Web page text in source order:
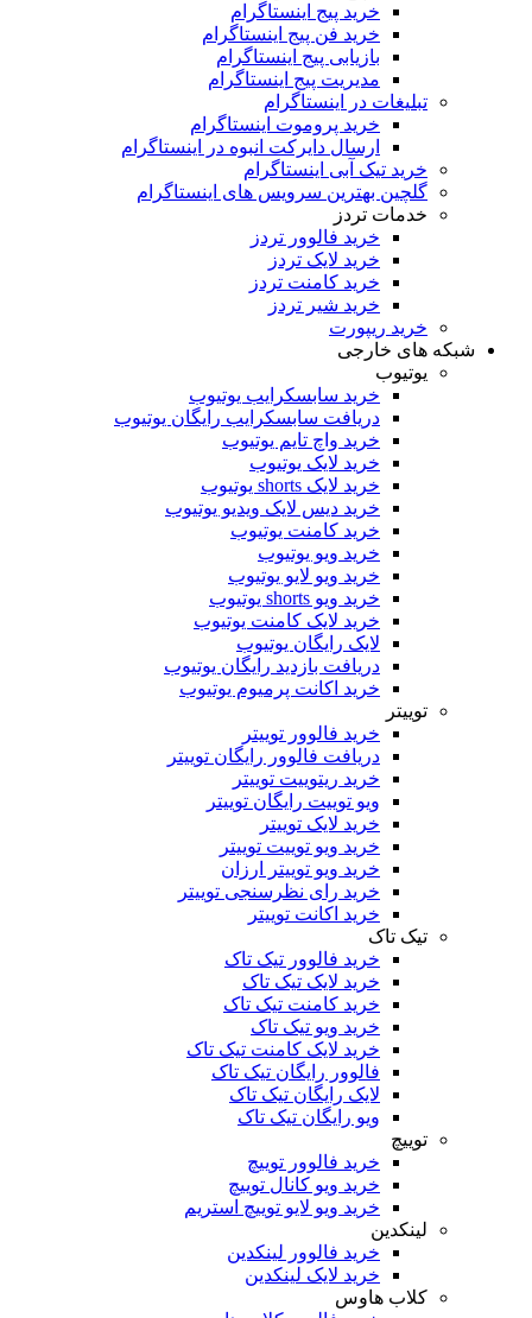
خرید پیج اینستاگرام
خرید فن پیج اینستاگرام
بازیابی پیج اینستاگرام
مدیریت پیج اینستاگرام
تبلیغات در اینستاگرام
خرید پروموت اینستاگرام
ارسال دایرکت انبوه در اینستاگرام
خرید تیک آبی اینستاگرام
گلچین بهترین سرویس های اینستاگرام
خدمات تردز
خرید فالوور تردز
خرید لایک تردز
خرید کامنت تردز
خرید شیر تردز
خرید ریپورت
های خارجی
یوتیوب
خرید سابسکرایب یوتیوب
دریافت سابسکرایب رایگان یوتیوب
خرید واچ تایم یوتیوب
خرید لایک یوتیوب
خرید لایک shorts یوتیوب
خرید دیس لایک ویدیو یوتیوب
خرید کامنت یوتیوب
خرید ویو یوتیوب
خرید ویو لایو یوتیوب
خرید ویو shorts یوتیوب
خرید لایک کامنت یوتیوب
لایک رایگان یوتیوب
دریافت بازدید رایگان یوتیوب
خرید اکانت پرمیوم یوتیوب
خرید فالوور توییتر
دریافت فالوور رایگان توییتر
خرید ریتوییت توییتر
ویو توییت رایگان توییتر
خرید لایک توییتر
خرید ویو توییت توییتر
خرید ویو توییتر ارزان
خرید رای نظرسنجی توییتر
خرید اکانت توییتر
تیک تاک
خرید فالوور تیک تاک
خرید لایک تیک تاک
خرید کامنت تیک ‌تاک
خرید ویو تیک تاک
خرید لایک کامنت تیک تاک
فالوور رایگان تیک تاک
لایک رایگان تیک تاک
ویو رایگان تیک تاک
خرید فالوور توییچ
خرید ویو کانال توییچ
خرید ویو لایو توییچ استریم
لینکدین
خرید فالوور لینکدین
خرید لایک لینکدین
کلاب هاوس